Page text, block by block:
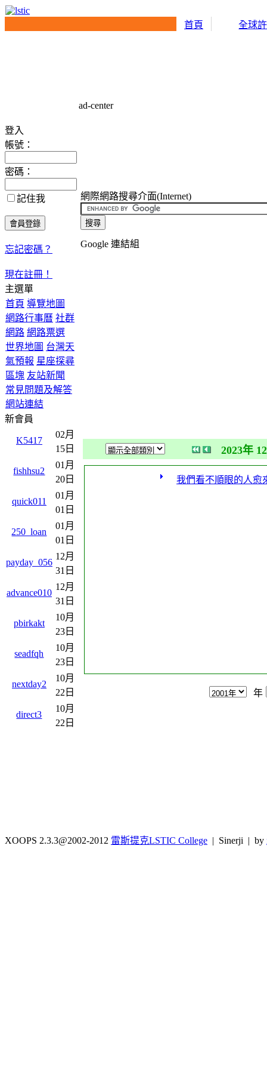
首頁 全球
登入
帳號：
密碼：
記住我
忘記密碼？
現在註冊！
主選單
首頁 導覽地圖
網路行事曆 社群
網路 網路票選
世界地圖 台灣天
氣預報 星座探尋
區塊 友站新聞
常見問題及解答
網站連結
新會員
K5417
02月
15日
fishhsu2
01月
20日
quick011
01月
01日
250_loan
01月
01日
payday_056
12月
31日
advance010
12月
31日
pbirkakt
10月
23日
seadfqh
10月
23日
nextday2
10月
22日
direct3
10月
22日
ad-center
網際網路搜尋介面(Internet)
Google 連結組
2023年
我們看不順眼的人愈
年
XOOPS 2.3.3@2002-2012 雷斯提克LSTIC College | Sinerji | by